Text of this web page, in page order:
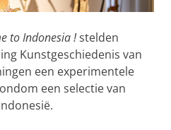
to Indonesia!stelden
Kunstgeschiedenis van
een experimentele
een selectie van